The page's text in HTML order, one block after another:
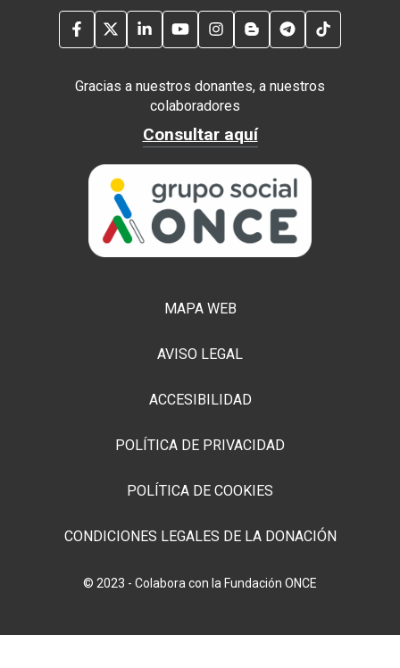
FACEBOOK
TWITTERLINKEDIN
YOUTUBEINSTAGRAM
BLOG TELEGRAM
Gracias a nuestros donantes, a nuestros
colaboradores
Consultar aquí
MAPA WEB
AVISO LEGAL
ACCESIBILIDAD
POLÍTICA DE PRIVACIDAD
POLÍTICA DE COOKIES
CONDICIONES LEGALES DE LA DONACIÓN
© 2023 - Colabora con la Fundación ONCE